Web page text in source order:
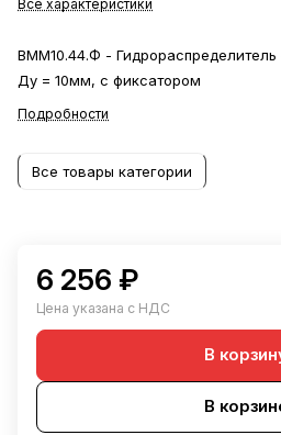
Все характеристики
ВММ10.44.Ф -
Ду = 10мм, с фиксатором
Подробности
Все товары категории
6 256 ₽
Цена указана с НДС
В
В